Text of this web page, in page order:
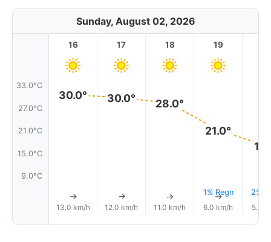
Sunday, August 02, 2026
33.0°C
27.0°C
21.0°C
15.0°C
9.0°C
16
30.0°
↑
13.0 km/h
17
30.0°
↑
12.0 km/h
18
28.0°
↑
11.0 km/h
19
21.0°
1% Regn
↑
6.0 km/h
2%
5.0